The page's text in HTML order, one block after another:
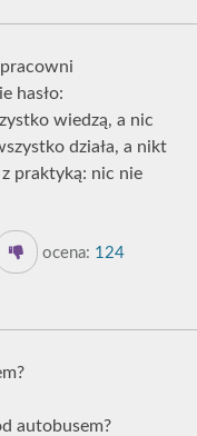
hasło:
wiedzą, a nic
działa, a nikt
praktyką: nic nie
ocena: 124
autobusem?